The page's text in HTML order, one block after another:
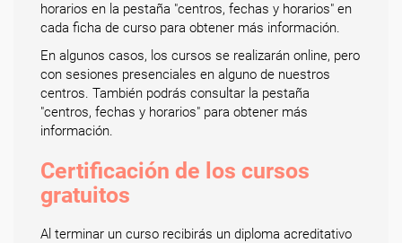
horarios en la pestaña "centros, fechas y horarios" en
cada ficha de curso para obtener más información.
En algunos casos, los cursos se realizarán online, pero
con sesiones presenciales en alguno de nuestros
centros. También podrás consultar la pestaña
"centros, fechas y horarios" para obtener más
información.
Certificación de los cursos
gratuitos
Al terminar un curso recibirás un diploma acreditativo